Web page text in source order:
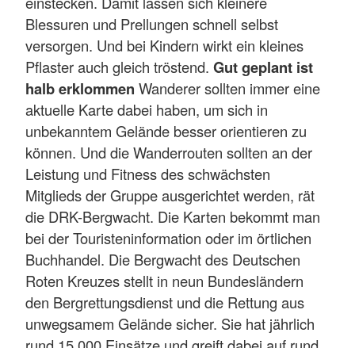
Blessuren und Prellungen schnell selbst
versorgen. Und bei Kindern wirkt ein kleines
Pflaster auch gleich tröstend. Gut geplant ist
halb erklommen Wanderer sollten immer eine
aktuelle Karte dabei haben, um sich in
unbekanntem Gelände besser orientieren zu
können. Und die Wanderrouten sollten an der
Leistung und Fitness des schwächsten
Mitglieds der Gruppe ausgerichtet werden, rät
die DRK-Bergwacht. Die Karten bekommt man
bei der Touristeninformation oder im örtlichen
Buchhandel. Die Bergwacht des Deutschen
Roten Kreuzes stellt in neun Bundesländern
den Bergrettungsdienst und die Rettung aus
unwegsamem Gelände sicher. Sie hat jährlich